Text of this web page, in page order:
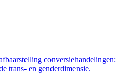
conversiehandelingen:
trans- en genderdimensie.